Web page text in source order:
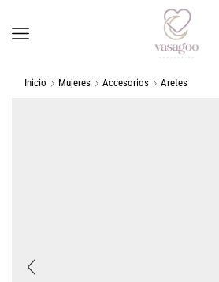
Inicio Mujeres Accesorios Aretes